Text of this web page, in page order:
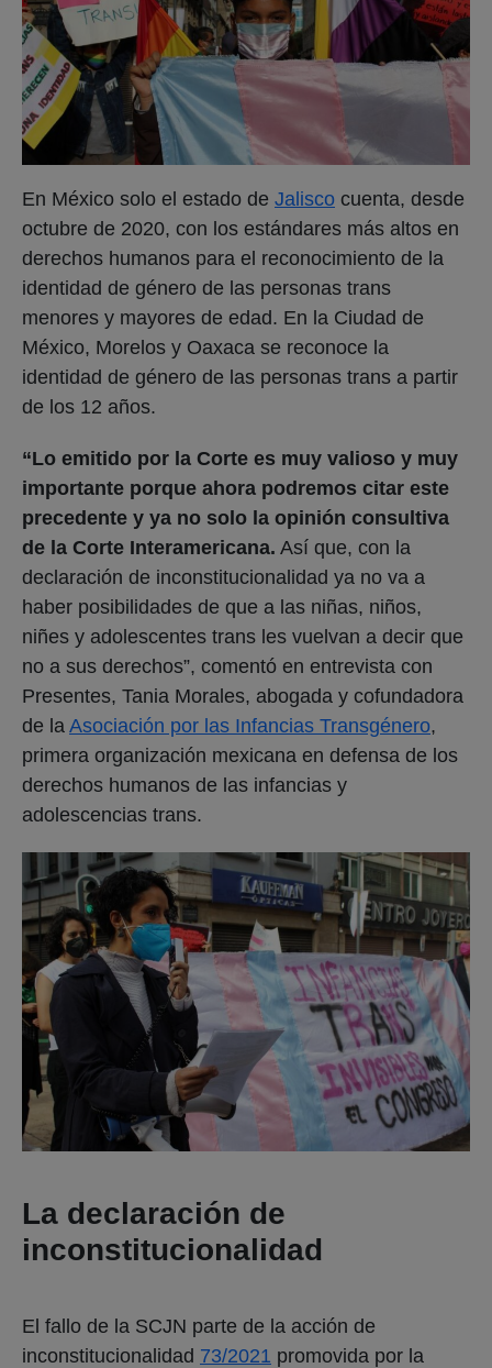
En México solo el estado de Jalisco cuenta, desde
octubre de 2020, con los estándares más altos en
derechos humanos para el reconocimiento de la
identidad de género de las personas trans
menores y mayores de edad. En la Ciudad de
México, Morelos y Oaxaca se reconoce la
identidad de género de las personas trans a partir
de los 12 años.
“Lo emitido por la Corte es muy valioso y muy
importante porque ahora podremos citar este
precedente y ya no solo la opinión consultiva
de la Corte Interamericana. Así que, con la
declaración de inconstitucionalidad ya no va a
haber posibilidades de que a las niñas, niños,
niñes y adolescentes trans les vuelvan a decir que
no a sus derechos”, comentó en entrevista con
Presentes, Tania Morales, abogada y cofundadora
de la Asociación por las Infancias Transgénero,
primera organización mexicana en defensa de los
derechos humanos de las infancias y
adolescencias trans.
La declaración de
inconstitucionalidad
El fallo de la SCJN parte de la acción de
inconstitucionalidad 73/2021 promovida por la